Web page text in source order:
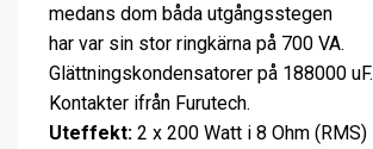
medans dom båda utgångsstegen
har var sin stor ringkärna på 700 VA.
Glättningskondensatorer på 188000 uF.
Kontakter ifrån Furutech.
Uteffekt: 2 x 200 Watt i 8 Ohm (RMS)